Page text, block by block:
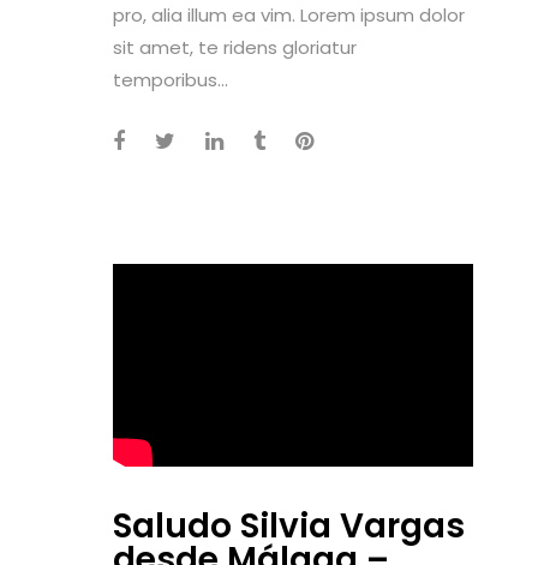
pro, alia illum ea vim. Lorem ipsum dolor
sit amet, te ridens gloriatur
temporibus...
Saludo Silvia Vargas